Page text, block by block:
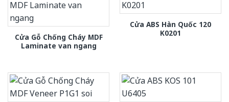
Cửa Gỗ Chống Cháy MDF
Laminate van ngang
Cửa ABS Hàn Quốc 120
K0201